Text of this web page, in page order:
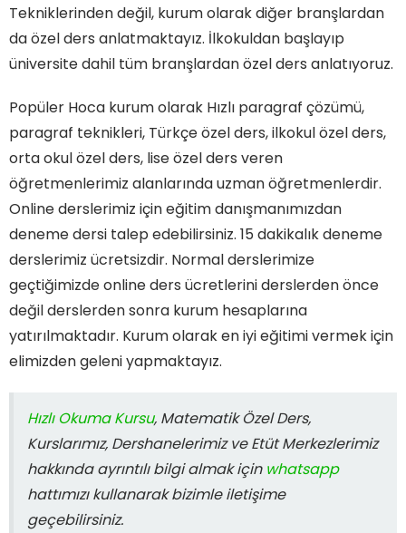
Tekniklerinden değil, kurum olarak diğer branşlardan
da özel ders anlatmaktayız. İlkokuldan başlayıp
üniversite dahil tüm branşlardan özel ders anlatıyoruz.
Popüler Hoca kurum olarak Hızlı paragraf çözümü,
paragraf teknikleri, Türkçe özel ders, ilkokul özel ders,
orta okul özel ders, lise özel ders veren
öğretmenlerimiz alanlarında uzman öğretmenlerdir.
Online derslerimiz için eğitim danışmanımızdan
deneme dersi talep edebilirsiniz. 15 dakikalık deneme
derslerimiz ücretsizdir. Normal derslerimize
geçtiğimizde online ders ücretlerini derslerden önce
değil derslerden sonra kurum hesaplarına
yatırılmaktadır. Kurum olarak en iyi eğitimi vermek için
elimizden geleni yapmaktayız.
Hızlı Okuma Kursu, Matematik Özel Ders,
Kurslarımız, Dershanelerimiz ve Etüt Merkezlerimiz
hakkında ayrıntılı bilgi almak için whatsapp
hattımızı kullanarak bizimle iletişime
geçebilirsiniz.